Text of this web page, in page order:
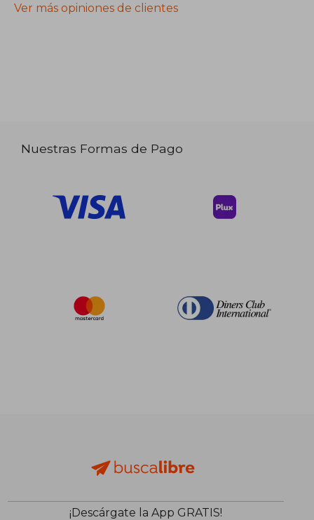
Ver más opiniones de clientes
Nuestras Formas de Pago
¡Descárgate la App GRATIS!